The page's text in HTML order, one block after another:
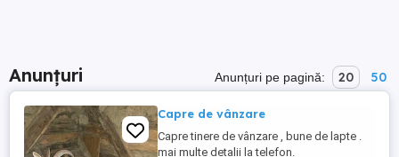
Anunțuri Anunțuri pe pagină: 20 50
Capre de vânzare
Capre tinere de vânzare , bune de lapte .
mai multe detalii la telefon.